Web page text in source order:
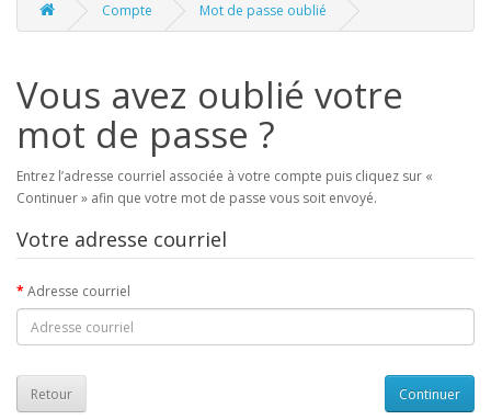
Compte Mot de passe oublié
Vous avez oublié votre
mot de passe ?
Entrez l’adresse courriel associée à votre compte puis cliquez sur «
Continuer » afin que votre mot de passe vous soit envoyé.
Votre adresse courriel
Adresse courriel
Retour